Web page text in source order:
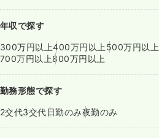
年収で探す
300万円以上400万円以上 500万円以上
700万円以上800万円以上
勤務形態で探す
2交代3交代日勤のみ夜勤のみ